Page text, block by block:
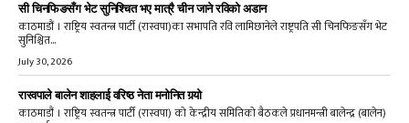
सी चिनफिङसँग भेट सुनिश्चित भए मात्रै चीन जाने रविको अडान
काठमाडौं । राष्ट्रिय स्वतन्त्र पार्टी (रास्वपा)का सभापति रवि लामिछानेले राष्ट्रपति सी चिनफिङसँग भेट
सुनिश्चित...
July 30, 2026
रास्वपाले बालेन शाहलाई वरिष्ठ नेता मनोनित गर्‍यो
काठमाडौं । राष्ट्रिय स्वतन्त्र पार्टी (रास्वपा) को केन्द्रीय समितिको बैठकले प्रधानमन्त्री बालेन्द्र (बालेन)